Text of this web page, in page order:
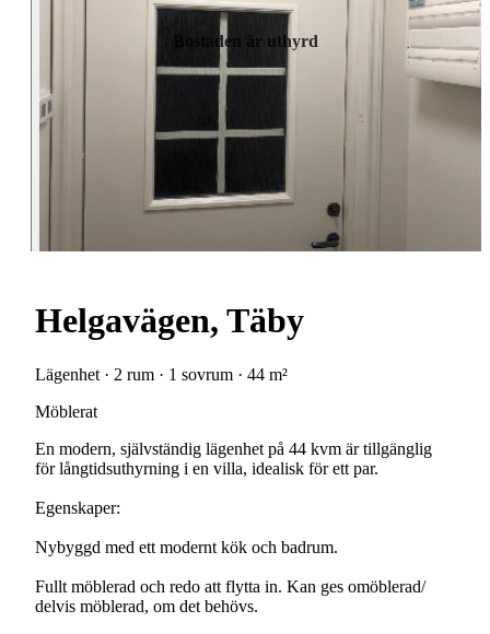
Bostaden är uthyrd
Helgavägen, Täby
Lägenhet · 2 rum · 1 sovrum · 44 m²
Möblerat
En modern, självständig lägenhet på 44 kvm är tillgänglig
för långtidsuthyrning i en villa, idealisk för ett par.
Egenskaper:
Nybyggd med ett modernt kök och badrum.
Fullt möblerad och redo att flytta in. Kan ges omöblerad/
delvis möblerad, om det behövs.